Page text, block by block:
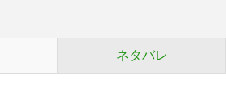
ネタバレ